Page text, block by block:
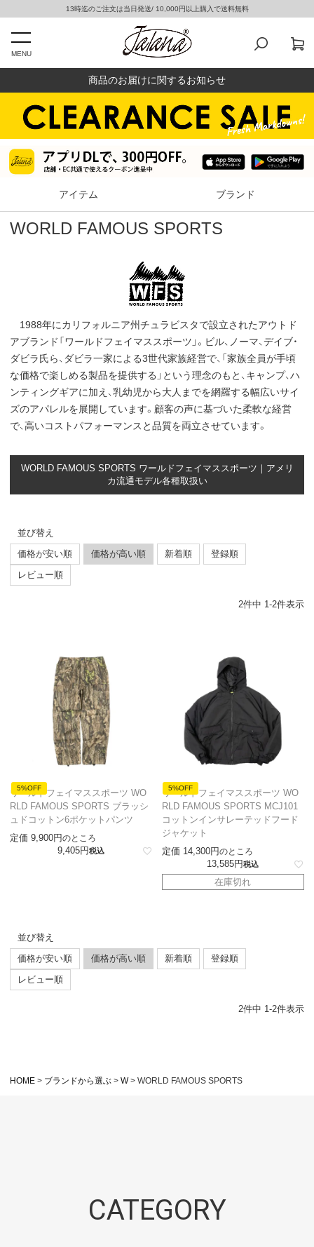
13時迄のご注文は当日発送/ 10,000円以上購入で送料無料
MENU
商品のお届けに関するお知らせ
アイテム ブランド
WORLD FAMOUS SPORTS
1988年にカリフォルニア州チュラビスタで設立されたアウトド
アブランド「ワールドフェイマススポーツ」。ビル、ノーマ、デイブ・
ダビラ氏ら、ダビラ一家による3世代家族経営で、「家族全員が手頃
な価格で楽しめる製品を提供する」という理念のもと、キャンプ、ハ
ンティングギアに加え、乳幼児から大人までを網羅する幅広いサイ
ズのアパレルを展開しています。顧客の声に基づいた柔軟な経営
で、高いコストパフォーマンスと品質を両立させています。
WORLD FAMOUS SPORTS ワールドフェイマススポーツ｜アメリ
カ流通モデル各種取扱い
並び替え
価格が安い順
価格が高い順 新着順
登録順
レビュー順
2件中 1-2件表示
5%OFF
ワールドフェイマススポーツ WO
RLD FAMOUS SPORTS ブラッシ
ュドコットン6ポケットパンツ
定価 9,900 のところ
9,405 税込
5%OFF
ワールドフェイマススポーツ WO
RLD FAMOUS SPORTS MCJ101
コットンインサレーテッドフード
ジャケット
定価 14,300 のところ
13,585 税込
在庫切れ
並び替え
価格が安い順
価格が高い順 新着順
登録順
レビュー順
2件中 1-2件表示
HOME ブランドから選ぶ W WORLD FAMOUS SPORTS
CATEGORY